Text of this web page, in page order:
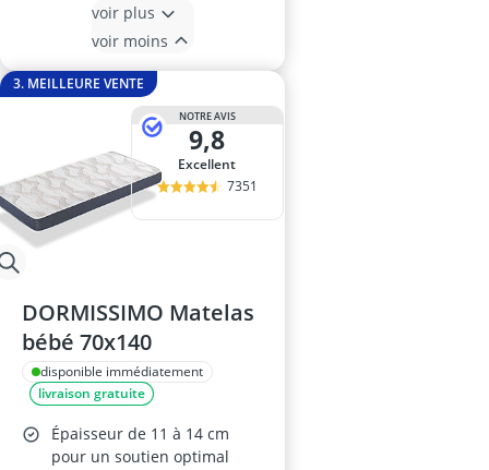
voir plus
voir moins
3. MEILLEURE VENTE
NOTRE AVIS
9,8
Excellent
7351
DORMISSIMO Matelas
bébé 70x140
disponible immédiatement
livraison gratuite
Épaisseur de 11 à 14 cm
pour un soutien optimal